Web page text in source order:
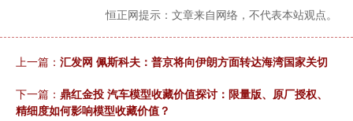
恒正网提示：文章来自网络，不代表本站观点。
上一篇： 汇发网 佩斯科夫：普京将向伊朗方面转达海湾国家关切
下一篇： 鼎红金投 汽车模型收藏价值探讨：限量版、原厂授权、
精细度如何影响模型收藏价值？